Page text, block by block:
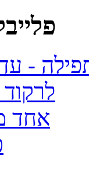
-
לרקוד
אחד